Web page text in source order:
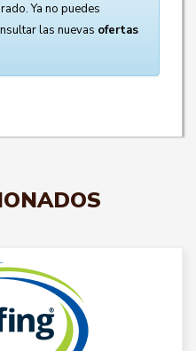
Ya no puedes
las nuevas ofertas